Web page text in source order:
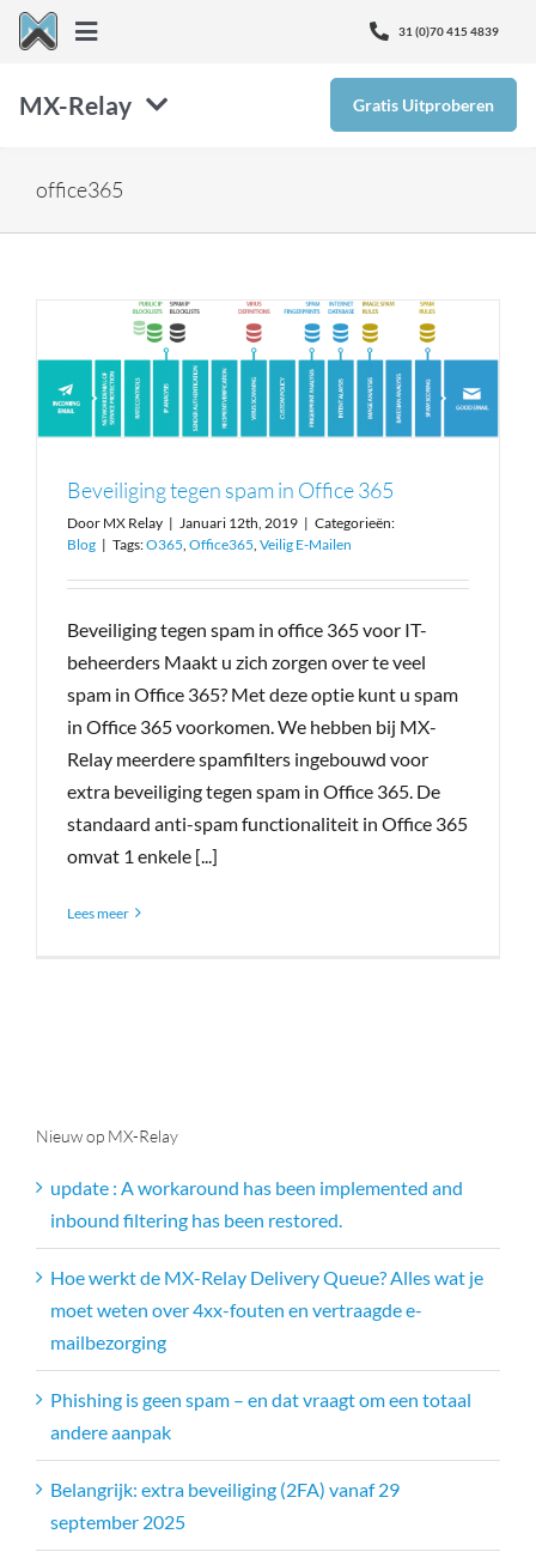
Ga
naar
Toggle
Over Ons
Nieuws
Ontvang Support
31 (0)70 415 4839
MX-Relay
Email Protectie
Monitor365
Prijzen
Login Portaal
31 (0)70 415 4839
Gratis Uitproberen
office365
Beveiliging tegen spam in Office 365
Door MX Relay | Januari 12th, 2019 | Categorieën:
Blog | Tags:O365 Office365 Veilig E-Mailen
Beveiliging tegen spam in office 365 voor IT-
beheerders Maakt u zich zorgen over te veel
spam in Office 365? Met deze optie kunt u spam
in Office 365 voorkomen. We hebben bij MX-
Relay meerdere spamfilters ingebouwd voor
extra beveiliging tegen spam in Office 365. De
standaard anti-spam functionaliteit in Office 365
omvat 1 enkele [...]
Lees meer
Nieuw op MX-Relay
update : A workaround has been implemented and
inbound filtering has been restored.
Hoe werkt de MX-Relay Delivery Queue? Alles wat je
moet weten over 4xx-fouten en vertraagde e-
mailbezorging
Phishing is geen spam – en dat vraagt om een totaal
andere aanpak
Belangrijk: extra beveiliging (2FA) vanaf 29
september 2025